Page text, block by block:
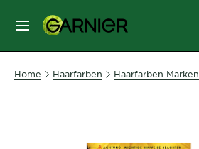
MENU
GESICHTSPFLEGE
Home Haarfarben Haarfarben Marken